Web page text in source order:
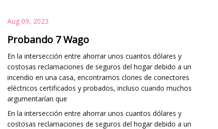
Aug 09, 2023
Probando 7 Wago
En la intersección entre ahorrar unos cuantos dólares y
costosas reclamaciones de seguros del hogar debido a un
incendio en una casa, encontramos clones de conectores
eléctricos certificados y probados, incluso cuando muchos
argumentarían que
En la intersección entre ahorrar unos cuantos dólares y
costosas reclamaciones de seguros del hogar debido a un